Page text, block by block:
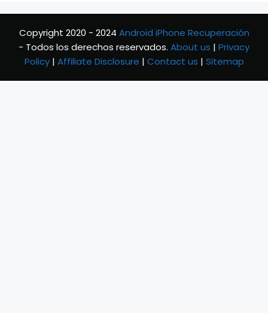
Copyright 2020 - 2024 Android iPhone Recuperación
- Todos los derechos reservados. About us | Privacy
Policy | Affiliate Disclosure | Contact us | Sitemap